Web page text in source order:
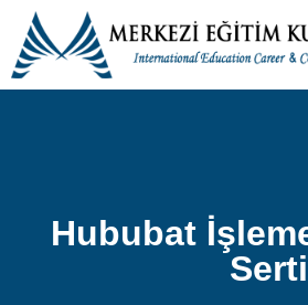
Hububat
Kurs
Son